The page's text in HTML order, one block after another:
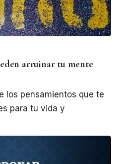
arruinar tu mente
los pensamientos que te
para tu vida y